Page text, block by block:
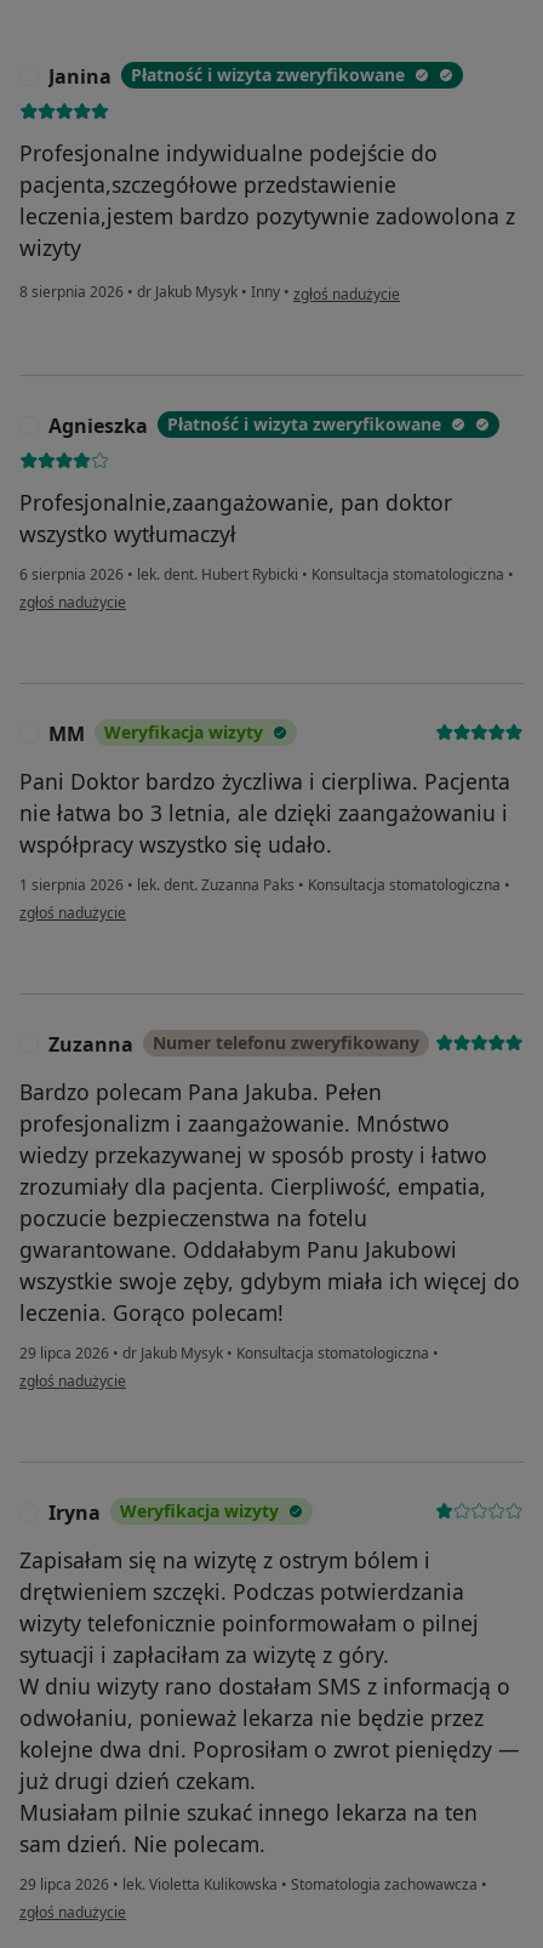
Janina Płatność i wizyta zweryfikowane
Profesjonalne indywidualne podejście do
pacjenta,szczegółowe przedstawienie
leczenia,jestem bardzo pozytywnie zadowolona z
wizyty
8 sierpnia 2026 • dr Jakub Mysyk • Inny • w opinii użytkownika Janina
zgłoś nadużycie
Agnieszka Płatność i wizyta zweryfikowane
Profesjonalnie,zaangażowanie, pan doktor
wszystko wytłumaczył
6 sierpnia 2026 • lek. dent. Hubert Rybicki • Konsultacja stomatologiczna •
w opinii użytkownika Agnieszka
zgłoś nadużycie
MM Weryfikacja wizyty
Pani Doktor bardzo życzliwa i cierpliwa. Pacjenta
nie łatwa bo 3 letnia, ale dzięki zaangażowaniu i
współpracy wszystko się udało.
1 sierpnia 2026 • lek. dent. Zuzanna Paks • Konsultacja stomatologiczna •
w opinii użytkownika MM
zgłoś nadużycie
Zuzanna Numer telefonu zweryfikowany
Bardzo polecam Pana Jakuba. Pełen
profesjonalizm i zaangażowanie. Mnóstwo
wiedzy przekazywanej w sposób prosty i łatwo
zrozumiały dla pacjenta. Cierpliwość, empatia,
poczucie bezpieczenstwa na fotelu
gwarantowane. Oddałabym Panu Jakubowi
wszystkie swoje zęby, gdybym miała ich więcej do
leczenia. Gorąco polecam!
29 lipca 2026 • dr Jakub Mysyk • Konsultacja stomatologiczna •
w opinii użytkownika Zuzanna
zgłoś nadużycie
Iryna Weryfikacja wizyty
Zapisałam się na wizytę z ostrym bólem i
drętwieniem szczęki. Podczas potwierdzania
wizyty telefonicznie poinformowałam o pilnej
sytuacji i zapłaciłam za wizytę z góry.
W dniu wizyty rano dostałam SMS z informacją o
odwołaniu, ponieważ lekarza nie będzie przez
kolejne dwa dni. Poprosiłam o zwrot pieniędzy —
już drugi dzień czekam.
Musiałam pilnie szukać innego lekarza na ten
sam dzień. Nie polecam.
29 lipca 2026 • lek. Violetta Kulikowska • Stomatologia zachowawcza •
w opinii użytkownika Iryna
zgłoś nadużycie